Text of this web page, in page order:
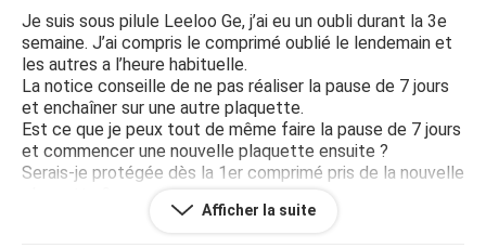
Je suis sous pilule Leeloo Ge, j’ai eu un oubli durant la 3e
semaine. J’ai compris le comprimé oublié le lendemain et
les autres a l’heure habituelle.
La notice conseille de ne pas réaliser la pause de 7 jours
et enchaîner sur une autre plaquette.
Est ce que je peux tout de même faire la pause de 7 jours
et commencer une nouvelle plaquette ensuite ?
Serais-je protégée dès la 1er comprimé pris de la nouvelle
Afficher la suite